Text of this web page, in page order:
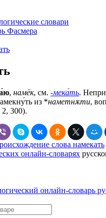
словари
Фасмера
, намёк, см. -мека́ть.
из *наметнѫти,
300).
слова намекать
онлайн-словарях
онлайн-словарь